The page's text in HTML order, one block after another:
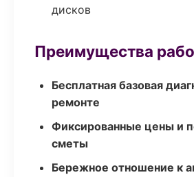
дисков
Преимущества
Бесплатная базовая
ремонте
Фиксированные цены и
сметы
Бережное отношение к